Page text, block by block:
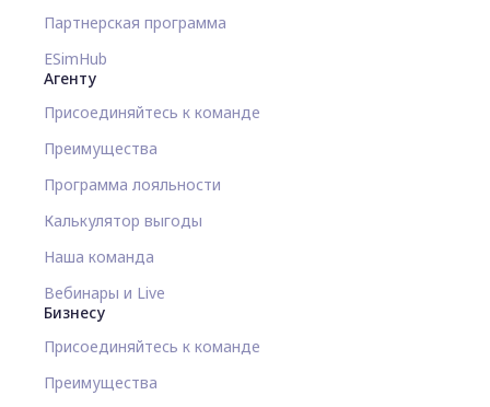
Партнерская программа
ESimHub
Агенту
Присоединяйтесь к команде
Преимущества
Программа лояльности
Калькулятор выгоды
Наша команда
Вебинары и Live
Бизнесу
Присоединяйтесь к команде
Преимущества